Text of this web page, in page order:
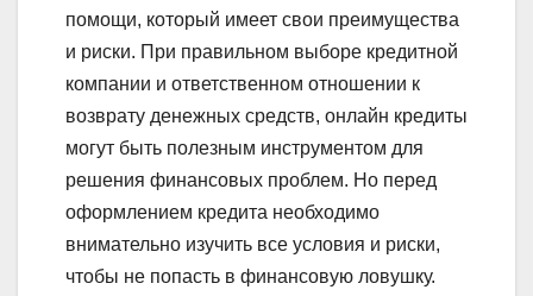
помощи, который имеет свои преимущества
и риски. При правильном выборе кредитной
компании и ответственном отношении к
возврату денежных средств, онлайн кредиты
могут быть полезным инструментом для
решения финансовых проблем. Но перед
оформлением кредита необходимо
внимательно изучить все условия и риски,
чтобы не попасть в финансовую ловушку.